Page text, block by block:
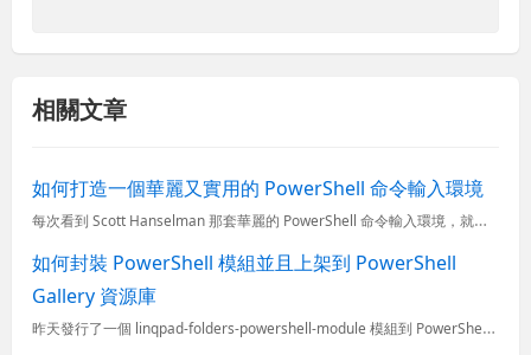
相關文章
如何打造一個華麗又實用的 PowerShell 命令輸入環境
每次看到 Scott Hanselman 那套華麗的 PowerShell 命令輸入環境，就覺得自己一定也要設定一個類似的環境，不但使用起來讓人覺得神清氣爽，在同事朋友面前也會顯得出類拔萃。今天這篇文
如何封裝 PowerShell 模組並且上架到 PowerShell
Gallery 資源庫
昨天發行了一個 linqpad-folders-powershell-module 模組到 PowerShell Gallery，我打算特別用這篇文章記錄一下發行的過程與注意事項。 登入 P...